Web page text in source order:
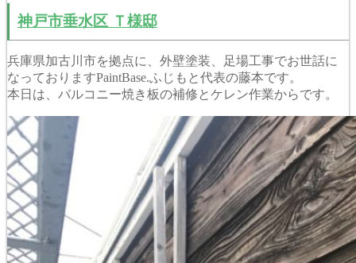
神戸市垂水区 Ｔ様邸
兵庫県加古川市を拠点に、外壁塗装、足場工事でお世話に
なっておりますPaintBase.ふじもと代表の藤本です。
本日は、バルコニー焼き板の補修とケレン作業からです。